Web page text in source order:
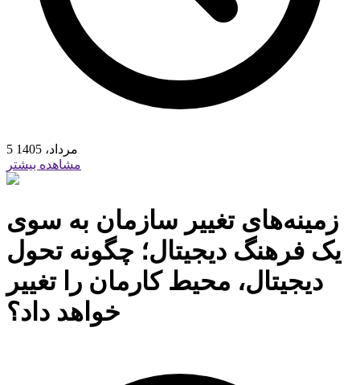
5 مرداد، 1405
مشاهده بیشتر
زمینه‏‌های تغییر سازمان به سوی
یک فرهنگ دیجیتال؛ چگونه تحول
دیجیتال، محیط کارمان را تغییر
خواهد داد؟